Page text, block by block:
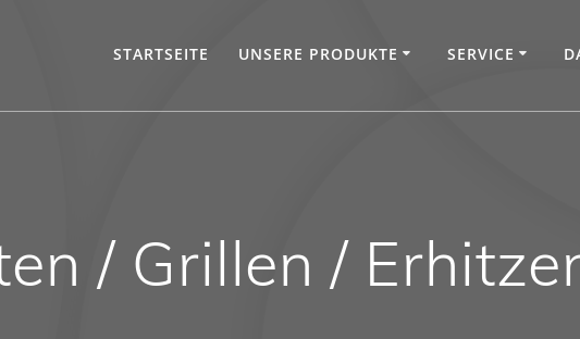
STARTSEITE UNSERE PRODUKTE SERVICE
/ Grillen /